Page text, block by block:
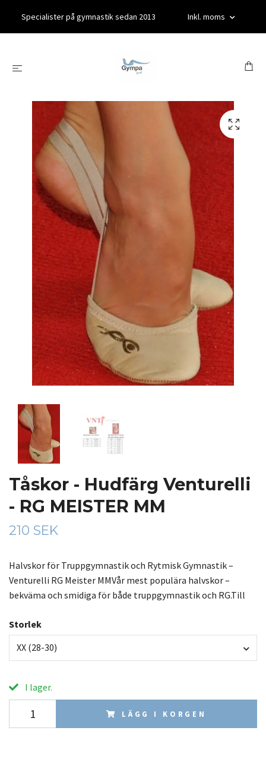
Specialister på gymnastik sedan 2013 Inkl. moms
Tåskor - Hudfärg Venturelli
- RG MEISTER MM
210 SEK
Halvskor för Truppgymnastik och Rytmisk Gymnastik –
Venturelli RG Meister MMVår mest populära halvskor –
bekväma och smidiga för både truppgymnastik och RG.Till
Storlek
XX (28-30)
I lager.
LÄGG I KORGEN